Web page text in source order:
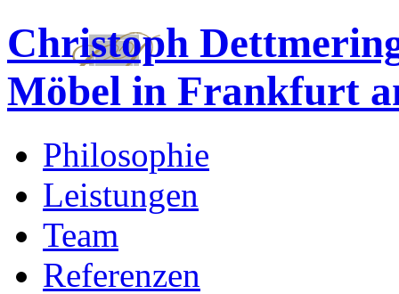
Christoph
Möbel in Frankfurt
Philosophie
Leistungen
Team
Referenzen